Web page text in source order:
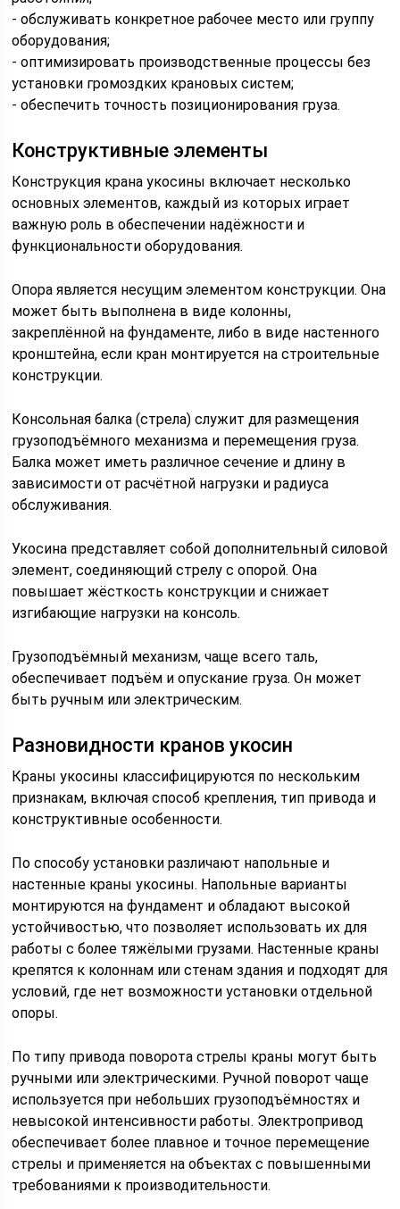
- обслуживать конкретное рабочее место или группу
оборудования;
- оптимизировать производственные процессы без
установки громоздких крановых систем;
- обеспечить точность позиционирования груза.
Конструктивные элементы
Конструкция крана укосины включает несколько
основных элементов, каждый из которых играет
важную роль в обеспечении надёжности и
функциональности оборудования.
Опора является несущим элементом конструкции. Она
может быть выполнена в виде колонны,
закреплённой на фундаменте, либо в виде настенного
кронштейна, если кран монтируется на строительные
конструкции.
Консольная балка (стрела) служит для размещения
грузоподъёмного механизма и перемещения груза.
Балка может иметь различное сечение и длину в
зависимости от расчётной нагрузки и радиуса
обслуживания.
Укосина представляет собой дополнительный силовой
элемент, соединяющий стрелу с опорой. Она
повышает жёсткость конструкции и снижает
изгибающие нагрузки на консоль.
Грузоподъёмный механизм, чаще всего таль,
обеспечивает подъём и опускание груза. Он может
быть ручным или электрическим.
Разновидности кранов укосин
Краны укосины классифицируются по нескольким
признакам, включая способ крепления, тип привода и
конструктивные особенности.
По способу установки различают напольные и
настенные краны укосины. Напольные варианты
монтируются на фундамент и обладают высокой
устойчивостью, что позволяет использовать их для
работы с более тяжёлыми грузами. Настенные краны
крепятся к колоннам или стенам здания и подходят для
условий, где нет возможности установки отдельной
опоры.
По типу привода поворота стрелы краны могут быть
ручными или электрическими. Ручной поворот чаще
используется при небольших грузоподъёмностях и
невысокой интенсивности работы. Электропривод
обеспечивает более плавное и точное перемещение
стрелы и применяется на объектах с повышенными
требованиями к производительности.